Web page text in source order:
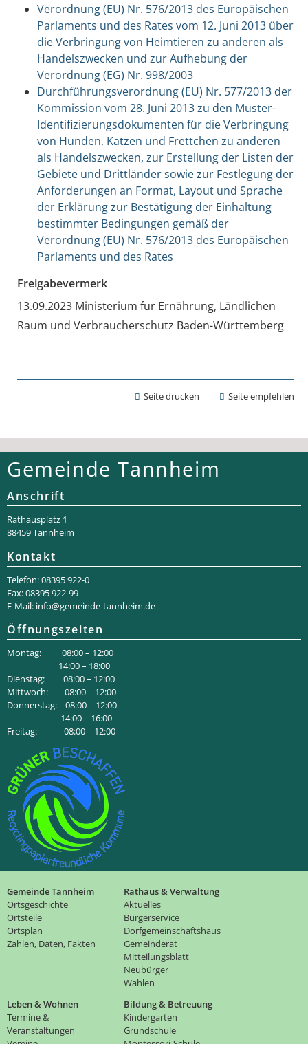
Verordnung (EU) Nr. 576/2013 des Europäischen
Parlaments und des Rates vom 12. Juni 2013 über
die Verbringung von Heimtieren zu anderen als
Handelszwecken und zur Aufhebung der
Verordnung (EG) Nr. 998/2003
Durchführungsverordnung (EU) Nr. 577/2013 der
Kommission vom 28. Juni 2013 zu den Muster-
Identifizierungsdokumenten für die Verbringung
von Hunden, Katzen und Frettchen zu anderen
als Handelszwecken, zur Erstellung der Listen der
Gebiete und Drittländer sowie zur Festlegung der
Anforderungen an Format, Layout und Sprache
der Erklärung zur Bestätigung der Einhaltung
bestimmter Bedingungen gemäß der
Verordnung (EU) Nr. 576/2013 des Europäischen
Parlaments und des Rates
Freigabevermerk
13.09.2023 Ministerium für Ernährung, Ländlichen
Raum und Verbraucherschutz Baden-Württemberg
Seite drucken Seite empfehlen
Gemeinde Tannheim
Anschrift
Rathaus­platz 1
88459 Tannheim
Kontakt
Telefon: 08395 922-0
Fax: 08395 922-99
E-Mail: info@gemeinde-tannheim.de
Öffnungszeiten
Montag: 08:00 – 12:00
14:00 – 18:00
Dienstag: 08:00 – 12:00
Mittwoch: 08:00 – 12:00
Donnerstag: 08:00 – 12:00
14:00 – 16:00
Freitag: 08:00 – 12:00
Gemeinde Tannheim
Ortsgeschichte
Ortsteile
Ortsplan
Zahlen, Daten, Fakten
Rathaus & Verwaltung
Aktuelles
Bürgerservice
Dorfgemeinschaftshaus
Gemeinderat
Mitteilungsblatt
Neubürger
Wahlen
Leben & Wohnen
Termine &
Veranstaltungen
Bildung & Betreuung
Kindergarten
Grundschule